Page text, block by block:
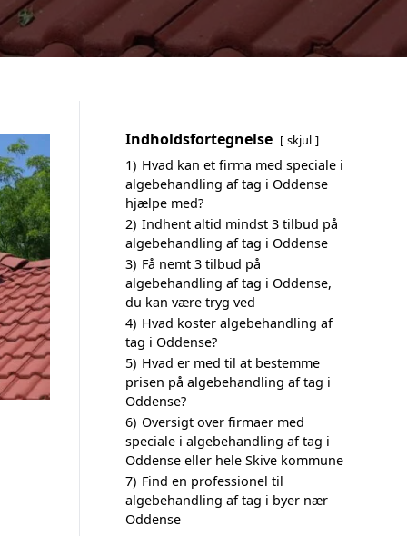
Indholdsfortegnelse skjul
1) Hvad kan et firma med speciale i
algebehandling af tag i Oddense
hjælpe med?
2) Indhent altid mindst 3 tilbud på
algebehandling af tag i Oddense
3) Få nemt 3 tilbud på
algebehandling af tag i Oddense,
du kan være tryg ved
4) Hvad koster algebehandling af
tag i Oddense?
5) Hvad er med til at bestemme
prisen på algebehandling af tag i
Oddense?
6) Oversigt over firmaer med
speciale i algebehandling af tag i
Oddense eller hele Skive kommune
7) Find en professionel til
algebehandling af tag i byer nær
Oddense